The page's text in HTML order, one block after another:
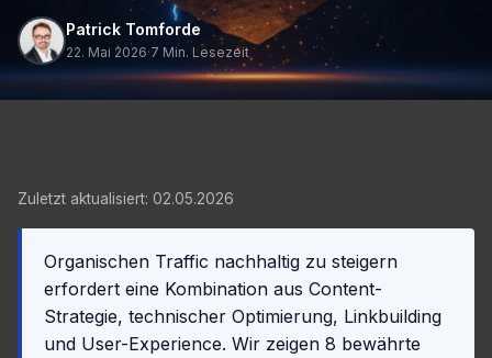
Patrick Tomforde
22. Mai 2026·7 Min. Lesezeit
Zuletzt aktualisiert: 02.05.2026
Organischen Traffic nachhaltig zu steigern
erfordert eine Kombination aus Content-
Strategie, technischer Optimierung, Linkbuilding
und User-Experience. Wir zeigen 8 bewährte